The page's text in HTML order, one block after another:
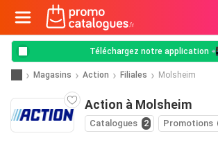
Téléchargez notre application
Magasins Action Filiales Molsheim
Action à Molsheim
Catalogues 2 Promotions